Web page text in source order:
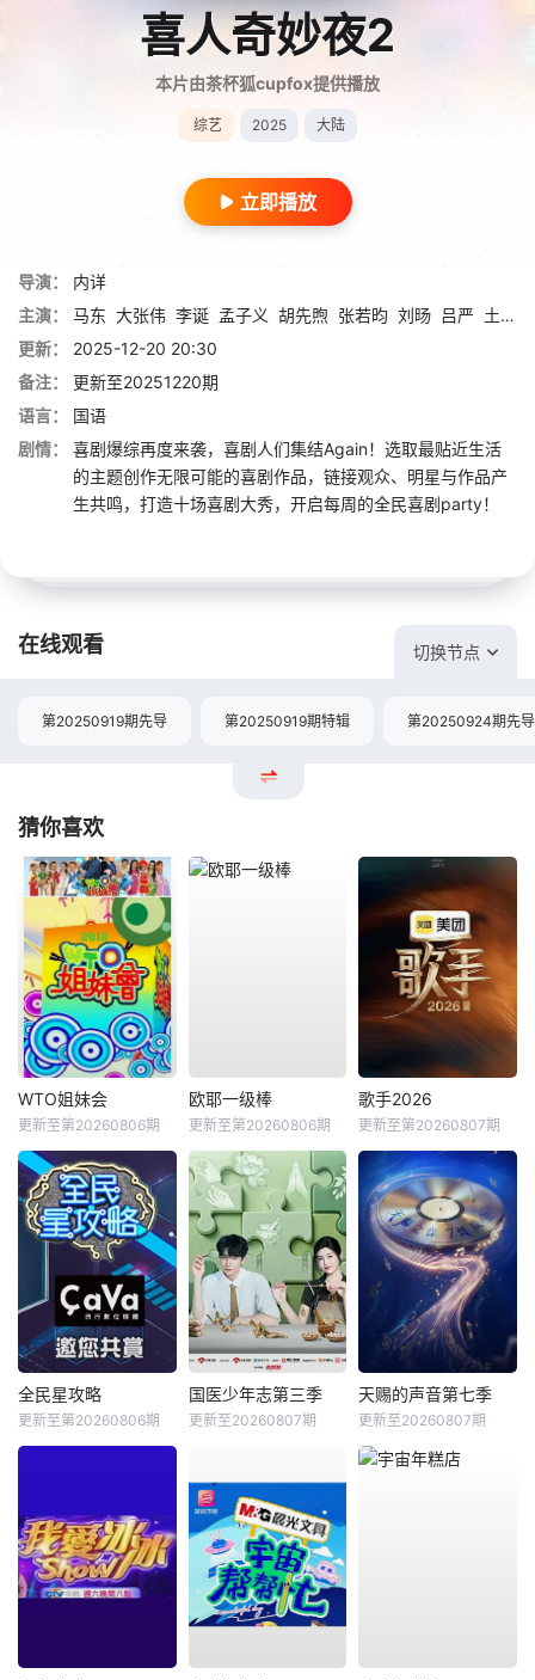
喜人奇妙夜2
本片由茶杯狐cupfox提供播放
综艺 2025 大陆
立即播放
导演：
内详
主演：
马东 大张伟 李诞 孟子义 胡先煦 张若昀 刘旸 吕严 土豆
更新：
2025-12-20 20:30
备注：
更新至20251220期
语言：
国语
剧情：
喜剧爆综再度来袭，喜剧人们集结Again！选取最贴近生活
的主题创作无限可能的喜剧作品，链接观众、明星与作品产
生共鸣，打造十场喜剧大秀，开启每周的全民喜剧party！
在线观看 切换节点
第20250919期先导 第20250919期特辑 第20250924期先
猜你喜欢
WTO姐妹会
更新至第20260806期
欧耶一级棒
更新至第20260806期
歌手2026
更新至第20260807期
全民星攻略
更新至第20260806期
国医少年志第三季
更新至20260807期
天赐的声音第七季
更新至20260807期